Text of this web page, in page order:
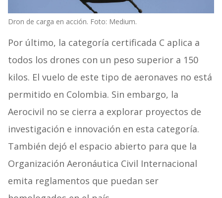
Dron de carga en acción. Foto: Medium.
Por último, la categoría certificada C aplica a
todos los drones con un peso superior a 150
kilos. El vuelo de este tipo de aeronaves no está
permitido en Colombia. Sin embargo, la
Aerocivil no se cierra a explorar proyectos de
investigación e innovación en esta categoría.
También dejó el espacio abierto para que la
Organización Aeronáutica Civil Internacional
emita reglamentos que puedan ser